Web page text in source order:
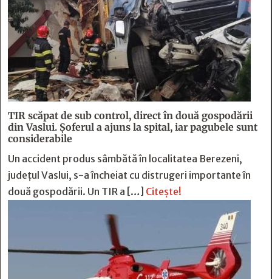
TIR scăpat de sub control, direct în două gospodării
din Vaslui. Șoferul a ajuns la spital, iar pagubele sunt
considerabile
Un accident produs sâmbătă în localitatea Berezeni,
județul Vaslui, s-a încheiat cu distrugeri importante în
două gospodării. Un TIR a […] Citește!